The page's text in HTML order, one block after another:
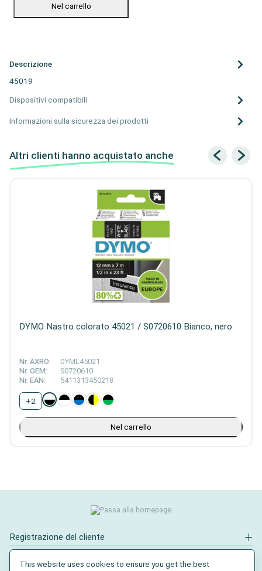
Nel carrello
Descrizione
45019
Dispositivi compatibili
Informazioni sulla sicurezza dei prodotti
Altri clienti hanno acquistato anche
DYMO Nastro colorato 45021 / S0720610 Bianco, nero
Nr. AXRO:
DYML45021
Nr. OEM:
S0720610
Nr. EAN:
5411313450218
+2
Nel carrello
Registrazione del cliente
Contatto
This website uses cookies to ensure you get the best